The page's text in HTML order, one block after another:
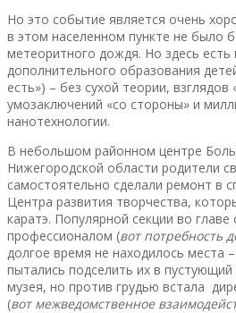
Но это событие является очень
в этом населенном пункте не было
метеоритного дождя. Но здесь есть
дополнительного образования
есть») – без сухой теории, взглядов
умозаключений «со стороны» и
нанотехнологии.
В небольшом районном центре
Нижегородской области родители
самостоятельно сделали ремонт в
Центра развития творчества,
каратэ. Популярной секции во главе
профессионалом (вот потребность
долгое время не находилось места
пытались подселить их в
музея, но против грудью встала
(вот межведомственное